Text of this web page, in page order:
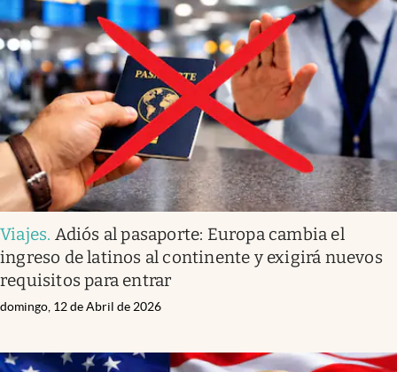
Viajes. Adiós al pasaporte: Europa cambia el
ingreso de latinos al continente y exigirá nuevos
requisitos para entrar
domingo, 12 de Abril de 2026